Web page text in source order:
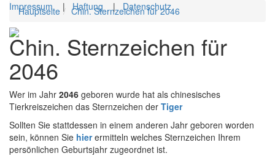
Impressum|Haftung | Datenschutz
Hauptseite Chin. Sternzeichen für 2046
Chin. Sternzeichen für
2046
Wer im Jahr 2046 geboren wurde hat als chinesisches
Tierkreiszeichen das Sternzeichen der Tiger
Sollten Sie stattdessen in einem anderen Jahr geboren worden
sein, können Sie hierermitteln welches Sternzeichen Ihrem
persönlichen Geburtsjahr zugeordnet ist.